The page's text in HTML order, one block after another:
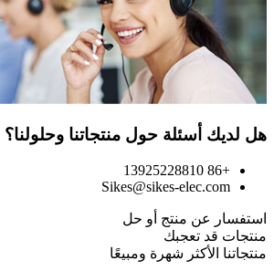
هل لديك أسئلة حول منتجاتنا وحلولنا؟
+86 13925228810
Sikes@sikes-elec.com
استفسار عن منتج أو حل
منتجات قد تعجبك
منتجاتنا الأكثر شهرة ومبيعًا